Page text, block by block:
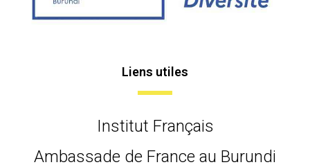
Liens utiles
Institut Français
Ambassade de France au Burundi